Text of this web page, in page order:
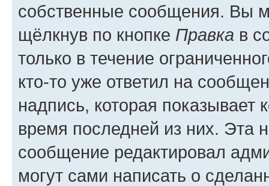
собственные сообщения. Вы
щёлкнув по кнопке Правка в
только в течение
кто-то уже ответил на
надпись, которая показывает
время последней из них. Эта
сообщение редактировал
могут сами написать о